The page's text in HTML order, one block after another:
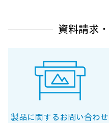
資料請求
製品に関する お問い合わせ